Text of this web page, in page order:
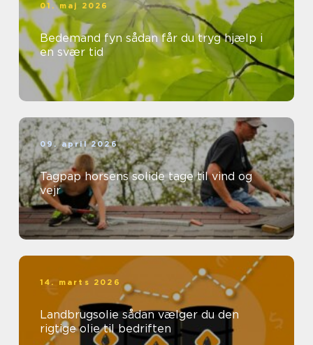
01. maj 2026
Bedemand fyn sådan får du tryg hjælp i
en svær tid
09. april 2026
Tagpap horsens solide tage til vind og
vejr
14. marts 2026
Landbrugsolie sådan vælger du den
rigtige olie til bedriften